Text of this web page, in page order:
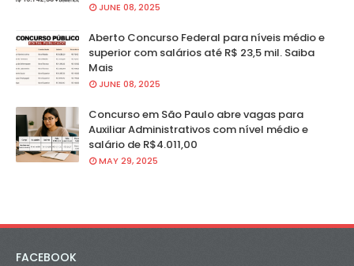
JUNE 08, 2025
Aberto Concurso Federal para níveis médio e
superior com salários até R$ 23,5 mil. Saiba
Mais
JUNE 08, 2025
Concurso em São Paulo abre vagas para
Auxiliar Administrativos com nível médio e
salário de R$4.011,00
MAY 29, 2025
FACEBOOK